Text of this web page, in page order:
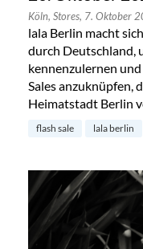
Köln, Stores, 7. Oktober
lala Berlin macht
durch Deutschland,
kennenzulernen
Sales anzuknüpfen,
Heimatstadt Berlin
flash sale lala berlin